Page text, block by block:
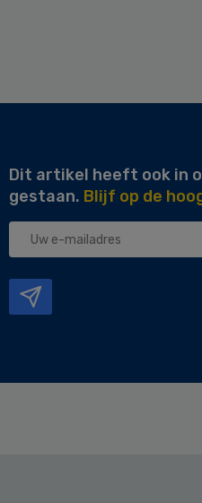
Dit artikel heeft ook in
gestaan. Blijf op de
Uw